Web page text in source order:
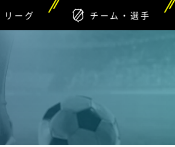
リーグ チーム・選手